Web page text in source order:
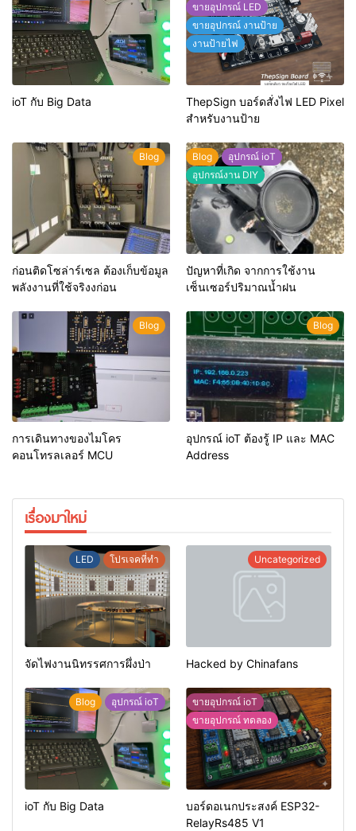
ioT กับ Big Data
ขายอุปกรณ์ LED
ขายอุปกรณ์ งานป้าย
งานป้ายไฟ
ThepSign บอร์ดสั่งไฟ LED Pixel
สำหรับงานป้าย
Blog
ก่อนติดโซล่าร์เซล ต้องเก็บข้อมูล
พลังงานที่ใช้จริงงก่อน
Blog
อุปกรณ์ ioT
อุปกรณ์งาน DIY
ปัญหาที่เกิด จากการใช้งาน
เซ็นเซอร์ปริมาณน้ำฝน
Blog
การเดินทางของไมโคร
คอนโทรลเลอร์ MCU
Blog
อุปกรณ์ ioT ต้องรู้ IP และ MAC
Address
เรื่องมาใหม่
LED โปรเจคที่ทำ
จัดไฟงานนิทรรศการผึ่งป่า
Uncategorized
Hacked by Chinafans
Blog อุปกรณ์ ioT
ioT กับ Big Data
ขายอุปกรณ์ ioT
ขายอุปกรณ์ ทดลอง
บอร์ดอเนกประสงค์ ESP32-
RelayRs485 V1